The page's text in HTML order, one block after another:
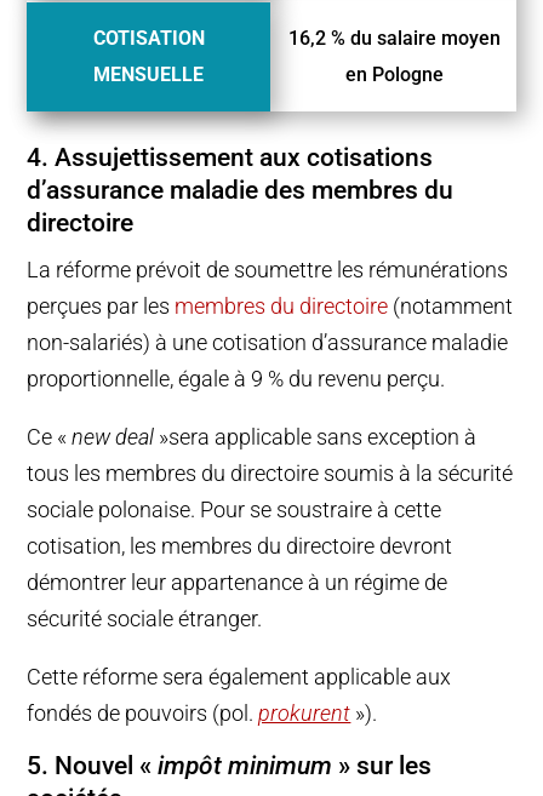
COTISATION
MENSUELLE
16,2 % du salaire moyen
en Pologne
4. Assujettissement aux cotisations
d’assurance maladie des membres du
directoire
La réforme prévoit de soumettre les rémunérations
perçues par les membres du directoire (notamment
non-salariés) à une cotisation d’assurance maladie
proportionnelle, égale à 9 % du revenu perçu.
Ce « new deal »sera applicable sans exception à
tous les membres du directoire soumis à la sécurité
sociale polonaise. Pour se soustraire à cette
cotisation, les membres du directoire devront
démontrer leur appartenance à un régime de
sécurité sociale étranger.
Cette réforme sera également applicable aux
fondés de pouvoirs (pol.prokurent »).
5. Nouvel «impôt minimum » sur les